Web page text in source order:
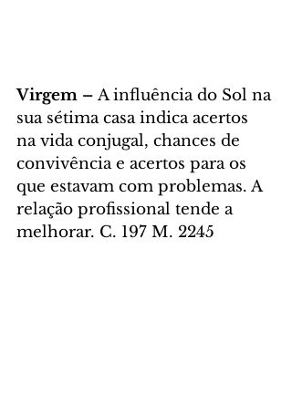
Virgem – A influência do Sol na
sua sétima casa indica acertos
na vida conjugal, chances de
convivência e acertos para os
que estavam com problemas. A
relação profissional tende a
melhorar. C. 197 M. 2245